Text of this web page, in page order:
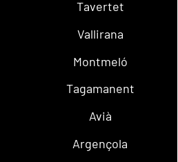
Tavertet
Vallirana
Montmeló
Tagamanent
Avià
Argençola